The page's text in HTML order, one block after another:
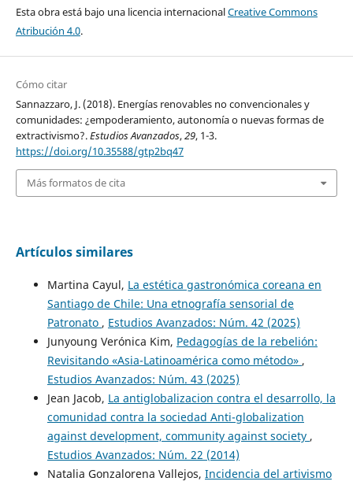
Esta obra está bajo una licencia internacionalCreative Commons
Atribución 4.0.
Cómo citar
Sannazzaro, J. (2018). Energías renovables no convencionales y
comunidades: ¿empoderamiento, autonomía o nuevas formas de
extractivismo?.Estudios Avanzados,29, 1-3.
https://doi.org/10.35588/gtp2bq47
Más formatos de cita
Artículos similares
Martina Cayul, La estética gastronómica coreana en
Santiago de Chile: Una etnografía sensorial de
Patronato , Estudios Avanzados: Núm. 42 (2025)
Junyoung Verónica Kim, Pedagogías de la rebelión:
Revisitando «Asia-Latinoamérica como método» ,
Estudios Avanzados: Núm. 43 (2025)
Jean Jacob, La antiglobalizacion contra el desarrollo, la
comunidad contra la sociedad Anti-globalization
against development, community against society ,
Estudios Avanzados: Núm. 22 (2014)
Natalia Gonzalorena Vallejos, Incidencia del artivismo